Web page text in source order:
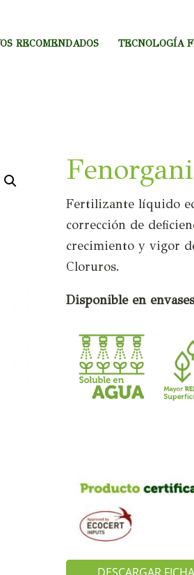
RECOMENDADOS TECNOLOGÍA
Fertilizante líquido
corrección de
crecimiento y vigor
Cloruros.
Disponible en